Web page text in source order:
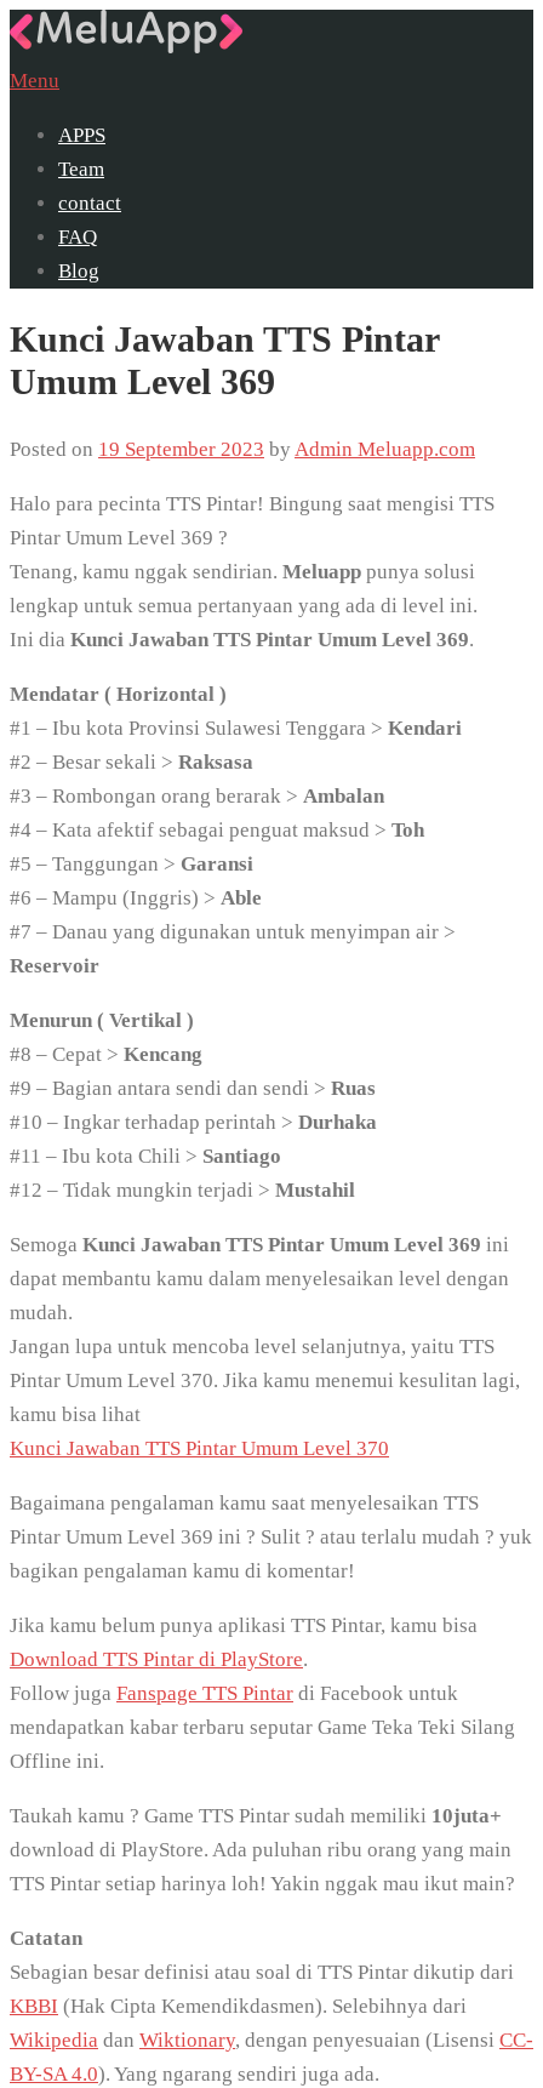
Skip
content
Menu
APPS
Team
contact
FAQ
Blog
Kunci Jawaban TTS Pintar
Umum Level 369
Posted on 19 September 2023 byAdmin Meluapp.com
Halo para pecinta TTS Pintar! Bingung saat mengisi TTS
Pintar Umum Level 369 ?
Tenang, kamu nggak sendirian. Meluapp punya solusi
lengkap untuk semua pertanyaan yang ada di level ini.
Ini dia Kunci Jawaban TTS Pintar Umum Level 369.
Mendatar ( Horizontal )
#1 – Ibu kota Provinsi Sulawesi Tenggara > Kendari
#2 – Besar sekali > Raksasa
#3 – Rombongan orang berarak > Ambalan
#4 – Kata afektif sebagai penguat maksud > Toh
#5 – Tanggungan > Garansi
#6 – Mampu (Inggris) > Able
#7 – Danau yang digunakan untuk menyimpan air >
Reservoir
Menurun ( Vertikal )
#8 – Cepat > Kencang
#9 – Bagian antara sendi dan sendi > Ruas
#10 – Ingkar terhadap perintah > Durhaka
#11 – Ibu kota Chili > Santiago
#12 – Tidak mungkin terjadi > Mustahil
Semoga Kunci Jawaban TTS Pintar Umum Level 369 ini
dapat membantu kamu dalam menyelesaikan level dengan
mudah.
Jangan lupa untuk mencoba level selanjutnya, yaitu TTS
Pintar Umum Level 370. Jika kamu menemui kesulitan lagi,
kamu bisa lihat
Kunci Jawaban TTS Pintar Umum Level 370
Bagaimana pengalaman kamu saat menyelesaikan TTS
Pintar Umum Level 369 ini ? Sulit ? atau terlalu mudah ? yuk
bagikan pengalaman kamu di komentar!
Jika kamu belum punya aplikasi TTS Pintar, kamu bisa
Download TTS Pintar di PlayStore.
Follow juga Fanspage TTS Pintar di Facebook untuk
mendapatkan kabar terbaru seputar Game Teka Teki Silang
Offline ini.
Taukah kamu ? Game TTS Pintar sudah memiliki 10juta+
download di PlayStore. Ada puluhan ribu orang yang main
TTS Pintar setiap harinya loh! Yakin nggak mau ikut main?
Catatan
Sebagian besar definisi atau soal di TTS Pintar dikutip dari
KBBI (Hak Cipta Kemendikdasmen). Selebihnya dari
Wikipedia dan Wiktionary, dengan penyesuaian (Lisensi CC-
BY-SA 4.0). Yang ngarang sendiri juga ada.